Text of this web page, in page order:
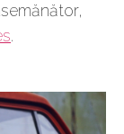
.